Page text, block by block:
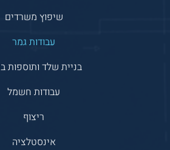
שיפוץ משרדים
עבודות גמר
בניית שלד ותוספות
עבודות חשמל
ריצוף
אינסטלציה